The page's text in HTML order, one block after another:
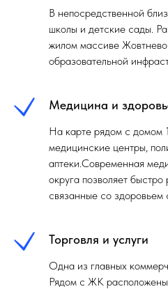
В непосредственной
школы и детские сады.
жилом массиве
образовательной
Медицина и
На карте рядом с домом
медицинские центры,
аптеки.Современная
округа позволяет
связанные со здоровьем
Торговля и услуги
Одна из главных
Рядом с ЖК расположены